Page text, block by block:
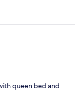
queen bed and